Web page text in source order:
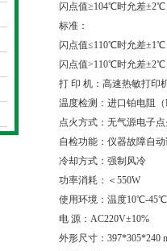
闪点值≥104℃时允差±2℃
标准：
闪点值≤110℃时允差±1℃
闪点值>110℃时允差±2℃
打 印 机：高速热敏打印
温度检测：进口铂电阻
点火方式：无气源电子
自检功能：仪器故障自
冷却方式：强制风冷
功率消耗：＜550W
使用环境：温度10℃-45℃
电 源：AC220V±10%
外形尺寸：397*305*240